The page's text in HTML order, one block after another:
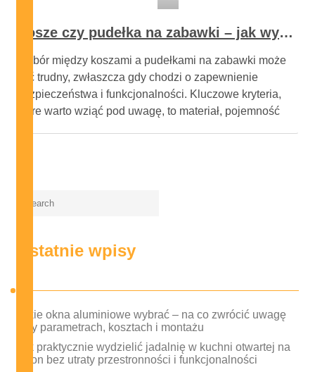
Kosze czy pudełka na zabawki – jak wybrać praktyczne i bezpieczne rozwiązanie do pokoju dziecka?
Wybór między koszami a pudełkami na zabawki może
być trudny, zwłaszcza gdy chodzi o zapewnienie
bezpieczeństwa i funkcjonalności. Kluczowe kryteria,
które warto wziąć pod uwagę, to materiał, pojemność
Ostatnie wpisy
Jakie okna aluminiowe wybrać – na co zwrócić uwagę
przy parametrach, kosztach i montażu
Jak praktycznie wydzielić jadalnię w kuchni otwartej na
salon bez utraty przestronności i funkcjonalności